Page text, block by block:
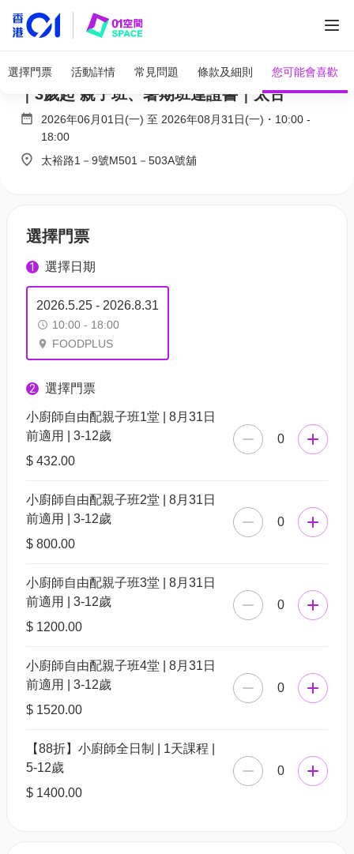
選擇門票 活動詳情 常見問題 條款及細則 您可能會喜歡
FoodPLUS 小廚師學整甜品｜獨家低至79折
｜3歲起 親子班、暑期班連證書｜太古
2026年06月01日(一) 至 2026年08月31日(一) ・ 10:00 -
18:00
太裕路1－9號M501－503A號舖
選擇門票
1 選擇日期
2026.5.25 - 2026.8.31
10:00 - 18:00
FOODPLUS
2 選擇門票
小廚師自由配親子班1堂 | 8月31日
前適用 | 3-12歲
$ 432.00
0
小廚師自由配親子班2堂 | 8月31日
前適用 | 3-12歲
$ 800.00
0
小廚師自由配親子班3堂 | 8月31日
前適用 | 3-12歲
$ 1200.00
0
小廚師自由配親子班4堂 | 8月31日
前適用 | 3-12歲
$ 1520.00
0
【88折】小廚師全日制 | 1天課程 |
5-12歲
$ 1400.00
0